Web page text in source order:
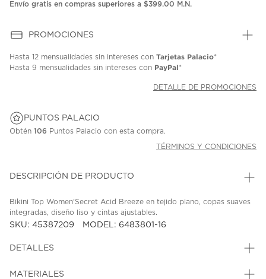
Envío gratis en compras superiores a $399.00 M.N.
PROMOCIONES
Hasta 12 mensualidades sin intereses con Tarjetas Palacio*
Hasta 9 mensualidades sin intereses con PayPal*
DETALLE DE PROMOCIONES
PUNTOS PALACIO
Obtén 106 Puntos Palacio con esta compra.
TÉRMINOS Y CONDICIONES
DESCRIPCIÓN DE PRODUCTO
Bikini Top Women'Secret Acid Breeze en tejido plano, copas suaves
integradas, diseño liso y cintas ajustables.
SKU: 45387209 MODEL: 6483801-16
DETALLES
MATERIALES